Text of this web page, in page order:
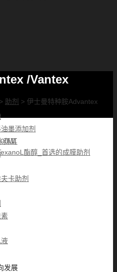
墨添加剂
拜耳
卡助剂
/Vantex
> 助剂 > 伊士曼特种胺Advantex
酯醇_首选的成膜助剂
发展